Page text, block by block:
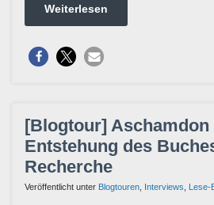
Weiterlesen
[Blogtour] Aschamdon
Entstehung des
Recherche
Veröffentlicht unter Blogtouren Interviews